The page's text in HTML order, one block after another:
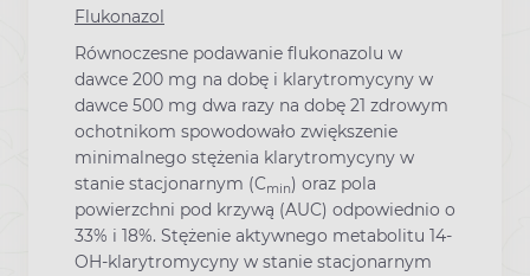
Flukonazol
Równoczesne podawanie flukonazolu w
dawce 200 mg na dobę i klarytromycyny w
dawce 500 mg dwa razy na dobę 21 zdrowym
ochotnikom spowodowało zwiększenie
minimalnego stężenia klarytromycyny w
stanie stacjonarnym (Cmin) oraz pola
powierzchni pod krzywą (AUC) odpowiednio o
33% i 18%. Stężenie aktywnego metabolitu 14-
OH-klarytromycyny w stanie stacjonarnym